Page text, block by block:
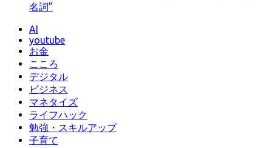
名詞”
AI
youtube
お金
こころ
デジタル
ビジネス
マネタイズ
ライフハック
勉強・スキルアップ
子育て